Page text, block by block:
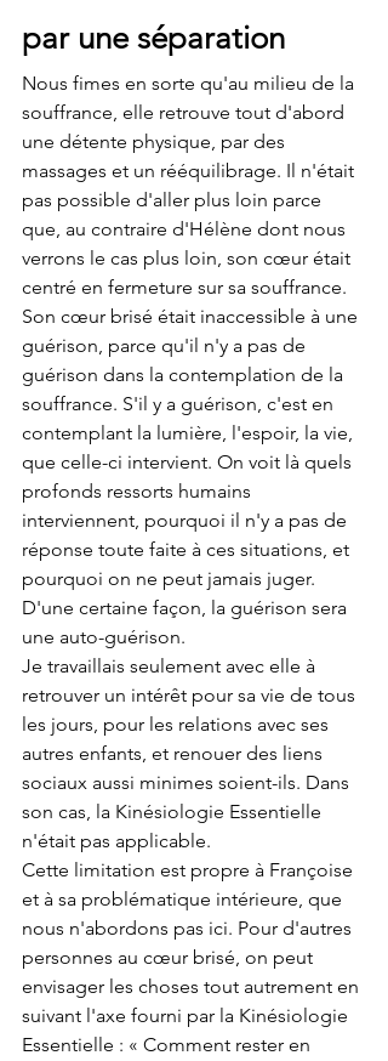
par une séparation
Nous fimes en sorte qu'au milieu de la
souffrance, elle retrouve tout d'abord
une détente physique, par des
massages et un rééquilibrage. Il n'était
pas possible d'aller plus loin parce
que, au contraire d'Hélène dont nous
verrons le cas plus loin, son cœur était
centré en fermeture sur sa souffrance.
Son cœur brisé était inaccessible à une
guérison, parce qu'il n'y a pas de
guérison dans la contemplation de la
souffrance. S'il y a guérison, c'est en
contemplant la lumière, l'espoir, la vie,
que celle-ci intervient. On voit là quels
profonds ressorts humains
interviennent, pourquoi il n'y a pas de
réponse toute faite à ces situations, et
pourquoi on ne peut jamais juger.
D'une certaine façon, la guérison sera
une auto-guérison.
Je travaillais seulement avec elle à
retrouver un intérêt pour sa vie de tous
les jours, pour les relations avec ses
autres enfants, et renouer des liens
sociaux aussi minimes soient-ils. Dans
son cas, la Kinésiologie Essentielle
n'était pas applicable.
Cette limitation est propre à Françoise
et à sa problématique intérieure, que
nous n'abordons pas ici. Pour d'autres
personnes au cœur brisé, on peut
envisager les choses tout autrement en
suivant l'axe fourni par la Kinésiologie
Essentielle : « Comment rester en